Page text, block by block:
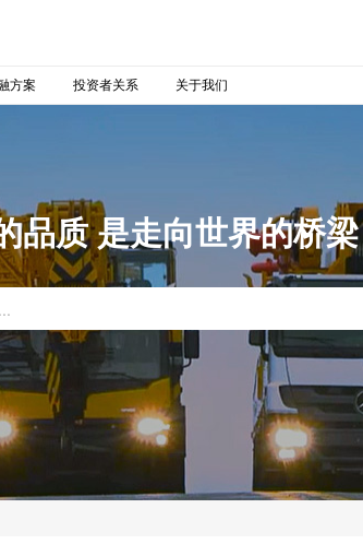
方案 投资者关系 关于我们
品质 是走向世界的桥梁